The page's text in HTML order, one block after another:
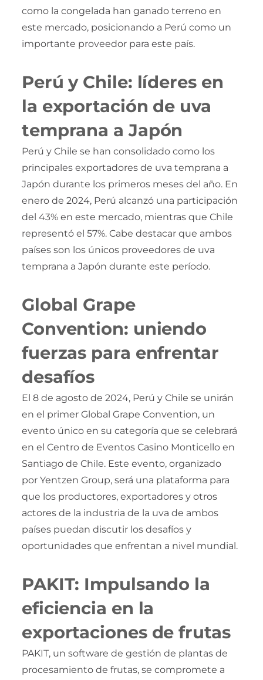
como la congelada han ganado terreno en
este mercado, posicionando a Perú como un
importante proveedor para este país.
Perú y Chile: líderes en
la exportación de uva
temprana a Japón
Perú y Chile se han consolidado como los
principales exportadores de uva temprana a
Japón durante los primeros meses del año. En
enero de 2024, Perú alcanzó una participación
del 43% en este mercado, mientras que Chile
representó el 57%. Cabe destacar que ambos
países son los únicos proveedores de uva
temprana a Japón durante este período.
Global Grape
Convention: uniendo
fuerzas para enfrentar
desafíos
El 8 de agosto de 2024, Perú y Chile se unirán
en el primer Global Grape Convention, un
evento único en su categoría que se celebrará
en el Centro de Eventos Casino Monticello en
Santiago de Chile. Este evento, organizado
por Yentzen Group, será una plataforma para
que los productores, exportadores y otros
actores de la industria de la uva de ambos
países puedan discutir los desafíos y
oportunidades que enfrentan a nivel mundial.
PAKIT: Impulsando la
eficiencia en la
exportaciones de frutas
PAKIT, un software de gestión de plantas de
procesamiento de frutas, se compromete a